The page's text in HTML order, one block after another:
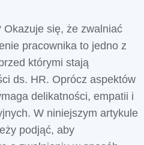
się, że zwalniać
pracownika to jedno z
którymi stają
ds. HR. Oprócz aspektów
delikatności, empatii i
W niniejszym artykule
podjąć, aby